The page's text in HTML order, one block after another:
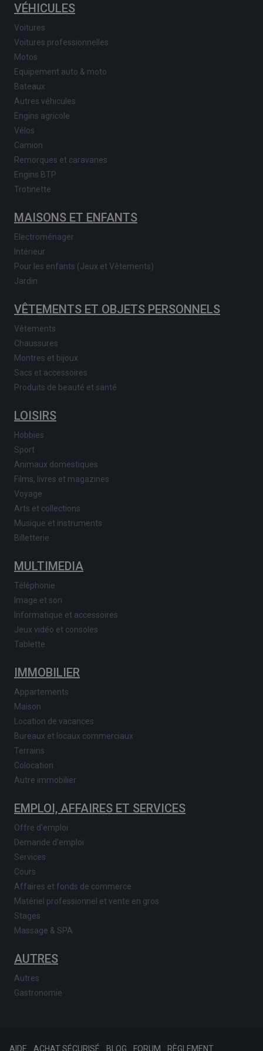
VÉHICULES
Voitures
Voitures professionnelles
Motos
Equipement auto & moto
Bateaux
Autres véhicules
Engins agricole
Vélos
Camion
Remorques et caravanes
Engins BTP
Trotinette
MAISONS ET ENFANTS
Electroménager
Intérieur
Pour les enfants (Jeux et Vêtements)
Jardin
VÊTEMENTS ET OBJETS PERSONNELS
Vêtements
Chaussures
Montres et bijoux
Sacs et accessoires
Produits de beauté et santé
LOISIRS
Hobbies
Sport
Animaux domestiques
Films, livres et magazines
Voyage
Arts et collections
Musique et instruments
Billetterie
MULTIMEDIA
Téléphonie
Image et son
Informatique et accessoires
Jeux vidéo et consoles
Tablette
IMMOBILIER
Appartements
Maison
Location de vacances
Bureaux et locaux commerciaux
Terrains
Colocation
Autre immobilier
EMPLOI, AFFAIRES ET SERVICES
Offre d'emploi
Demande d'emploi
Services
Cours
Affaires et fonds de commerce
Matériel professionnel et vente en gros
Stages
Massage & SPA
AUTRES
Autres
Gastronomie
AIDE ACHAT SÉCURISÉ BLOG FORUM RÈGLEMENT